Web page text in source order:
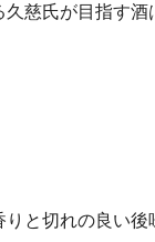
久慈氏が目指す酒
りと切れの良い後